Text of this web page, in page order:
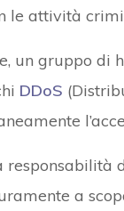
le attività
un gruppo di
DDoS
a